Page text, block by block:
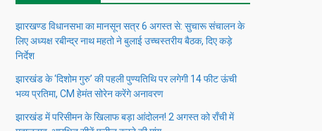
झारखण्ड विधानसभा का मानसून सत्र 6 अगस्त से: सुचारू संचालन के
लिए अध्यक्ष रबीन्द्र नाथ महतो ने बुलाई उच्चस्तरीय बैठक, दिए कड़े
निर्देश
झारखंड के ‘दिशोम गुरु’ की पहली पुण्यतिथि पर लगेगी 14 फीट ऊंची
भव्य प्रतिमा, CM हेमंत सोरेन करेंगे अनावरण
झारखंड में परिसीमन के खिलाफ बड़ा आंदोलन! 2 अगस्त को राँची में